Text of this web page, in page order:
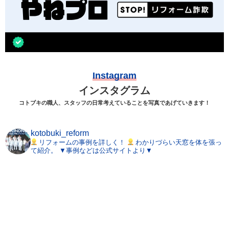
Instagram
インスタグラム
コトブキの職人、スタッフの日常考えていることを写真であげていきます！
kotobuki_reform
リフォームの事例を詳しく！
わかりづらい天窓を体を張っ
て紹介。
▼事例などは公式サイトより▼